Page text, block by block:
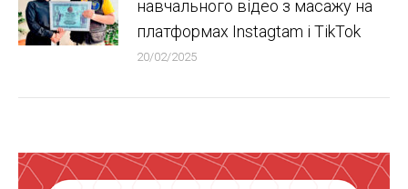
навчального відео з масажу на
платформах Instagtam i TikTok
20/02/2025